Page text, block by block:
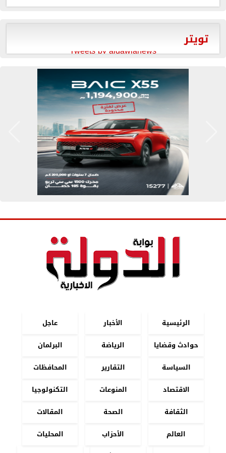
تويتر
Tweets by aldawlanews
الرئيسية الأخبار
عاجل
حوادث وقضايا
الرياضة
البرلمان
السياسة
التقارير
المحافظات
الاقتصاد
المنوعات
التكنولوجيا
الثقافة
الصحة
المقالات
العالم
الأحزاب
المحليات